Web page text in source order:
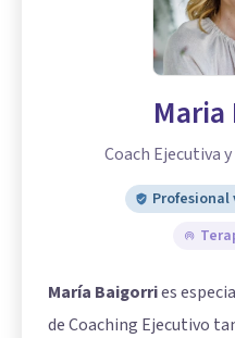
Coach Ejecutiva
María Baigorries
de Coaching Ejecutivo